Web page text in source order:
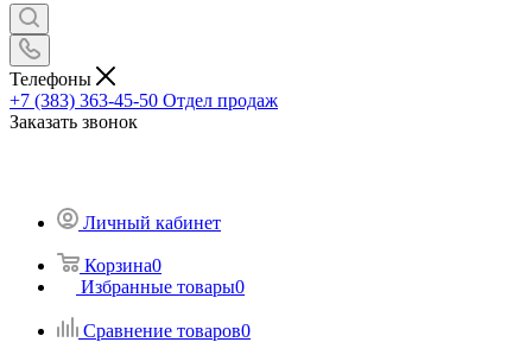
Телефоны
+7 (383) 363-45-50 Отдел продаж
Заказать звонок
Личный кабинет
Корзина0
Избранные товары0
Сравнение товаров0